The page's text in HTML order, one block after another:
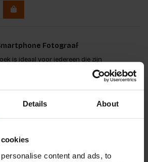
Details About
content and ads, to
Fotograaf
is ideaal voor iedereen die zijn
fotografie wil verbeteren. Mike Kus
eenvoudige technieken en basisprincipes die
maken om betere foto's te maken,
de gebruikte camera. Met zijn expertise
vissen (en een duiker)